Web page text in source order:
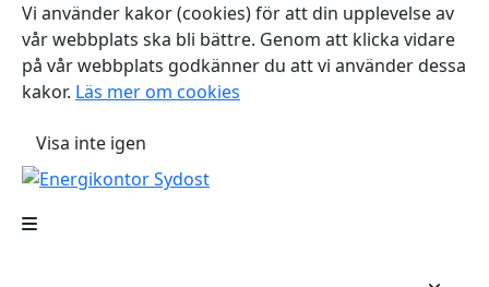
Vi använder kakor (cookies) för att din upplevelse av
vår webbplats ska bli bättre. Genom att klicka vidare
på vår webbplats godkänner du att vi använder dessa
kakor. Läs mer om cookies
Visa inte igen